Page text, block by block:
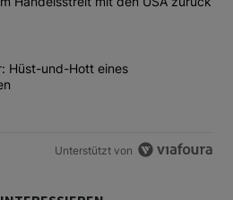
"SMI-Aufsteiger: Hüst-und-Hott
Hüst-und-Hott eines
Unterstützt von